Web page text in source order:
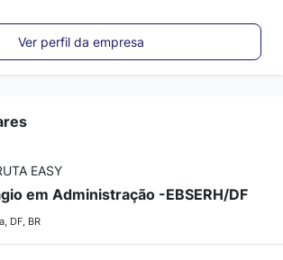
Ver perfil da empresa
EASY
em Administração -EBSERH/DF
DF, BR